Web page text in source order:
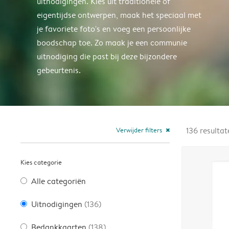
eigentijdse ontwerpen, maak het speciaal met
je favoriete foto's en voeg een persoonlijke
boodschap toe. Zo maak je een communie
uitnodiging die past bij deze bijzondere
gebeurtenis.
Verwijder filters close
Kies categorie
Alle categoriën
Uitnodigingen (136)
136